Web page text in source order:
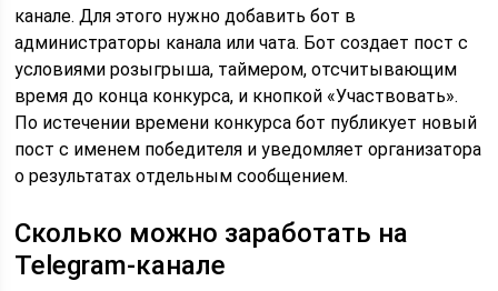
канале. Для этого нужно добавить бот в
администраторы канала или чата. Бот создает пост с
условиями розыгрыша, таймером, отсчитывающим
время до конца конкурса, и кнопкой «Участвовать».
По истечении времени конкурса бот публикует новый
пост с именем победителя и уведомляет организатора
о результатах отдельным сообщением.
Сколько можно заработать на
Telegram-канале